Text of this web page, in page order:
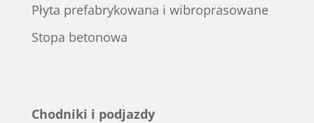
Płyta prefabrykowana i wibroprasowane
Stopa betonowa
Chodniki i podjazdy